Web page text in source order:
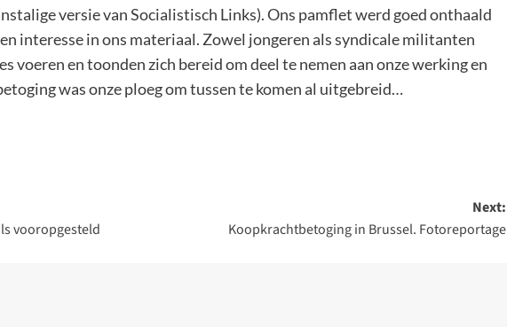
versie van Socialistisch Links). Ons pamflet werd goed onthaald
interesse in ons materiaal. Zowel jongeren als syndicale militanten
voeren en toonden zich bereid om deel te nemen aan onze werking en
was onze ploeg om tussen te komen al uitgebreid…
vooropgesteld
Next:
Koopkrachtbetoging in Brussel. Fotoreportage